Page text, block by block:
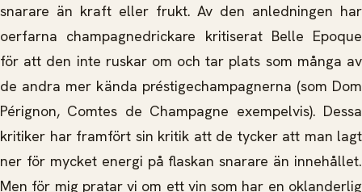
snarare än kraft eller frukt. Av den anledningen har
oerfarna champagnedrickare kritiserat Belle Epoque
för att den inte ruskar om och tar plats som många av
de andra mer kända préstigechampagnerna (som Dom
Pérignon, Comtes de Champagne exempelvis). Dessa
kritiker har framfört sin kritik att de tycker att man lagt
ner för mycket energi på flaskan snarare än innehållet.
Men för mig pratar vi om ett vin som har en oklanderlig